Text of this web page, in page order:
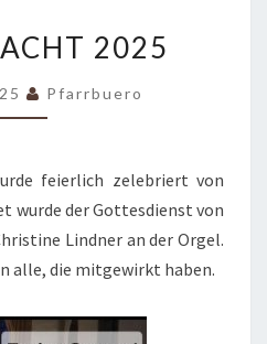
2025
2025
Pfarrbuero
feierlich zelebriert von
wurde der Gottesdienst von
Lindner an der Orgel.
alle, die mitgewirkt haben.